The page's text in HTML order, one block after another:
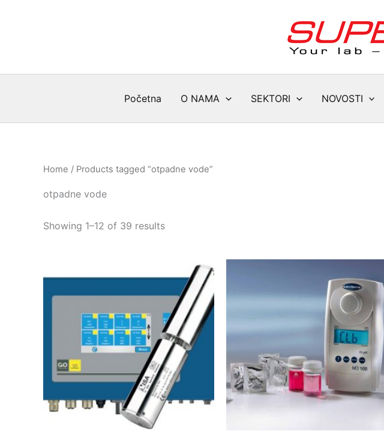
Početna O NAMA SEKTORI NOVOSTI
Home / Products tagged “otpadne vode”
otpadne vode
Showing 1–12 of 39 resultsSorted